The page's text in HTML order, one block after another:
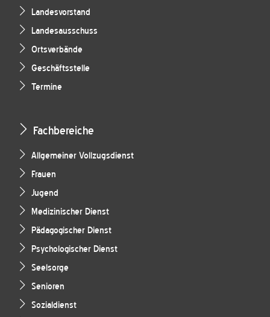
Landesvorstand
Landesausschuss
Ortsverbände
Geschäftsstelle
Termine
Fachbereiche
Allgemeiner Vollzugsdienst
Frauen
Jugend
Medizinischer Dienst
Pädagogischer Dienst
Psychologischer Dienst
Seelsorge
Senioren
Sozialdienst